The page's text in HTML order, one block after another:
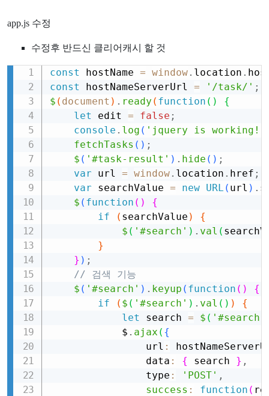
app.js 수정
수정후 반드신 클리어캐시 할 것
const hostName = window. location .
const hostNameServerUrl = '/task/' ;
$ ( document ) . ready ( function ( )
{
let edit = false ;
console . log ( 'jquery is working!'
fetchTasks ( ) ;
$ ( '#task-result' ) . hide ( ) ;
var url = window. location . href ;
var searchValue = new URL ( url ) .
$ ( function ( )
{
if
( searchValue )
{
$ ( '#search' ) . val (
}
} ) ;
// 검색 기능
$ ( '#search' ) . keyup ( function ( )
{
if
( $ ( '#search' ) . val ( ) )
{
let search = $ ( '#search'
            $
. ajax ( {
                url
:
                data
: { search } ,
                type
: 'POST' ,
success : function (
Copy